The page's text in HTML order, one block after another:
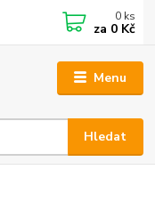
Menu
Hledat
0 ks
za 0 Kč